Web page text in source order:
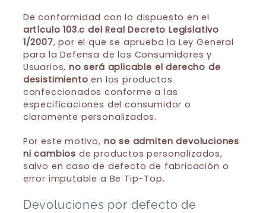
De conformidad con lo dispuesto en el
artículo 103.c del Real Decreto Legislativo
1/2007, por el que se aprueba la Ley General
para la Defensa de los Consumidores y
Usuarios, no será aplicable el derecho de
desistimiento en los productos
confeccionados conforme a las
especificaciones del consumidor o
claramente personalizados.
Por este motivo, no se admiten devoluciones
ni cambios de productos personalizados,
salvo en caso de defecto de fabricación o
error imputable a Be Tip-Top.
Devoluciones por defecto de